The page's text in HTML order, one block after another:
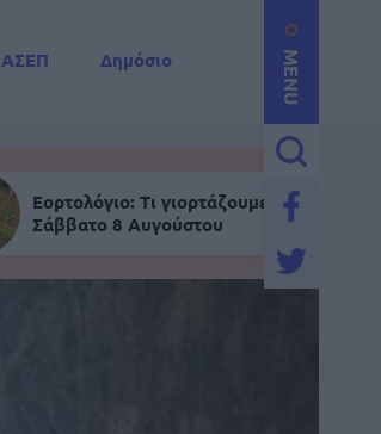
MENU
ΑΣΕΠ
Δημόσιο
Εορτολόγιο: Τι γιορτάζουμε σήμερα,
Σάββατο 8 Αυγούστου